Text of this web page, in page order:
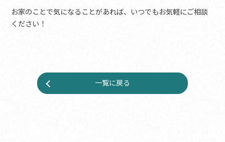
お家のことで気になることがあれば、いつでもお気軽にご相談
ください！
一覧に戻る